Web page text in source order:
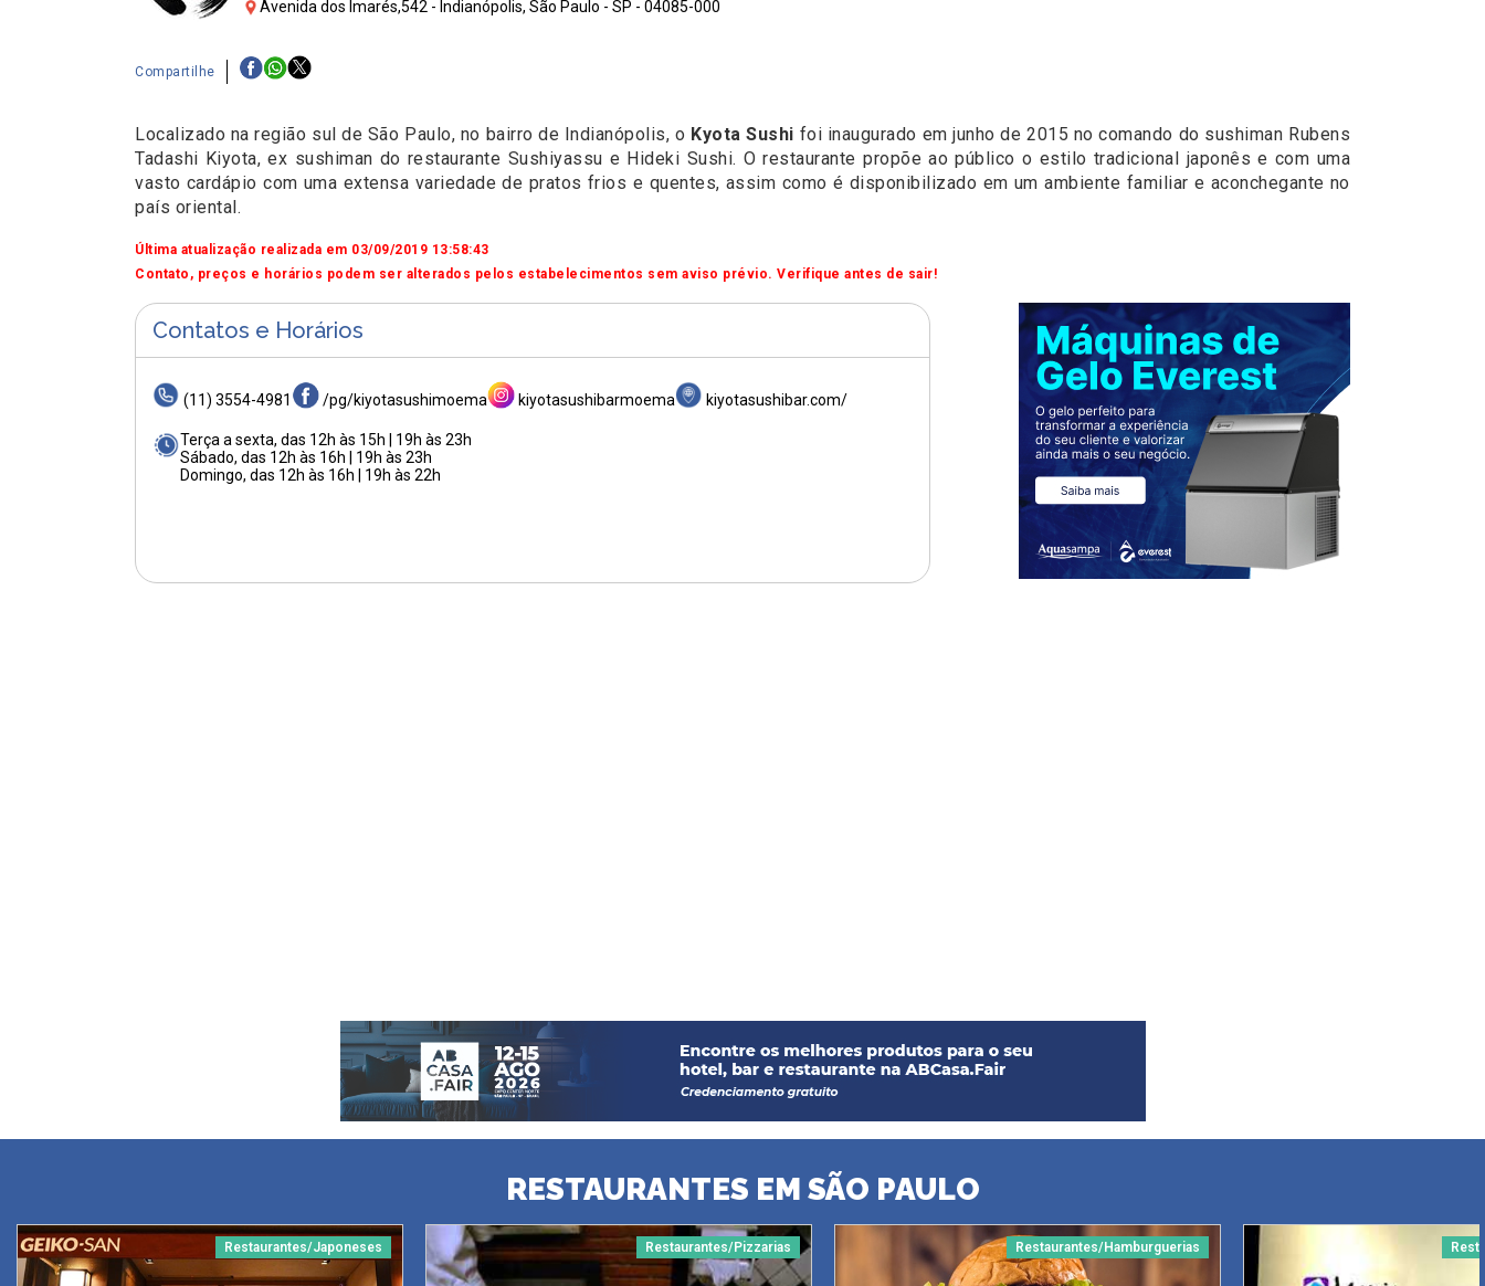
Avenida dos Imarés,542 - Indianópolis, São Paulo - SP - 04085-000
Compartilhe
Localizado na região sul de São Paulo, no bairro de Indianópolis, o Kyota Sushi foi inaugurado em junho de 2015 no comando do sushiman Rubens
Tadashi Kiyota, ex sushiman do restaurante Sushiyassu e Hideki Sushi. O restaurante propõe ao público o estilo tradicional japonês e com uma
vasto cardápio com uma extensa variedade de pratos frios e quentes, assim como é disponibilizado em um ambiente familiar e aconchegante no
país oriental.
Última atualização realizada em 03/09/2019 13:58:43
Contato, preços e horários podem ser alterados pelos estabelecimentos sem aviso prévio. Verifique antes de sair!
Contatos e Horários
(11) 3554-4981 /pg/kiyotasushimoema kiyotasushibarmoema kiyotasushibar.com/
Terça a sexta, das 12h às 15h | 19h às 23h
Sábado, das 12h às 16h | 19h às 23h
Domingo, das 12h às 16h | 19h às 22h
RESTAURANTES EM SÃO PAULO
Restaurantes/Japoneses Restaurantes/Pizzarias Restaurantes/Hamburguerias